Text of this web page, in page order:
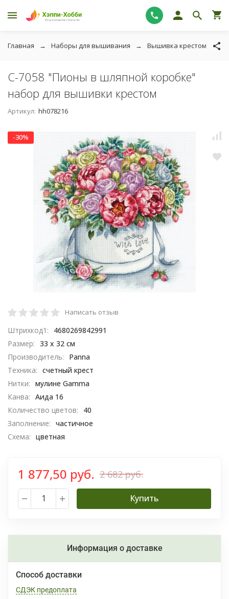
Главная Наборы для вышивания Вышивка крестом
С-7058 "Пионы в шляпной коробке"
набор для вышивки крестом
Артикул: hh078216
-30%
Написать отзыв
Штрихкод1:
4680269842991
Размер: 33 х 32 см
Производитель:
Panna
Техника: счетный крест
Нитки: мулине Gamma
Канва: Аида 16
Количество цветов:
40
Заполнение: частичное
Схема: цветная
1 877,50 руб. 2 682 руб.
Купить
Информация о доставке
Способ доставки
СДЭК предоплата